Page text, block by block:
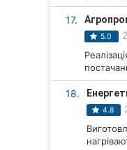
17.
5.0
18.
4.8